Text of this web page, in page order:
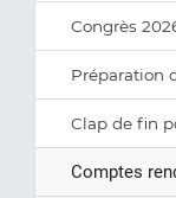
Congrès
Préparation
Clap de fin
Comptes